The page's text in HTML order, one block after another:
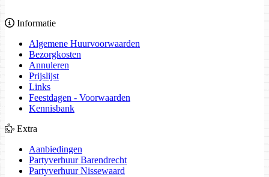
Informatie
Algemene Huurvoorwaarden
Bezorgkosten
Annuleren
Prijslijst
Links
Feestdagen - Voorwaarden
Kennisbank
Extra
Aanbiedingen
Partyverhuur Barendrecht
Partyverhuur Nissewaard